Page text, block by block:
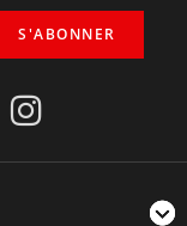
S'ABONNER